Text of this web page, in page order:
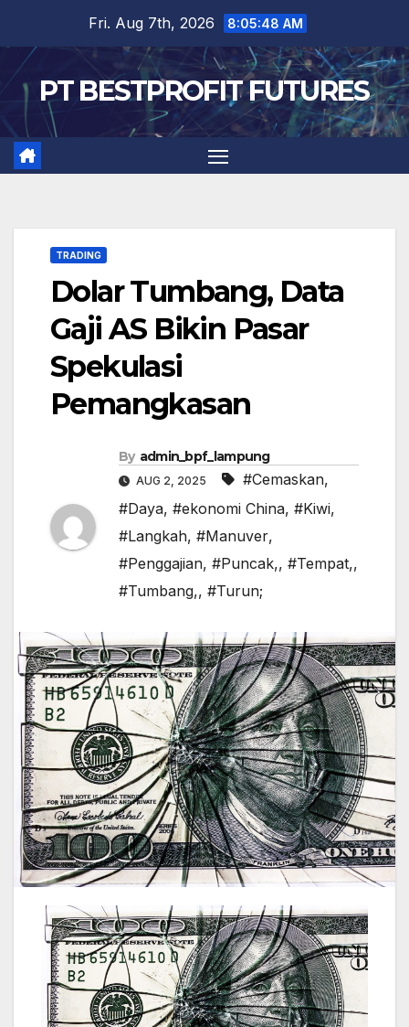
content
Fri. Aug 7th, 2026 8:05:49 AM
PT BESTPROFIT FUTURES
TRADING
Dolar Tumbang, Data
Gaji AS Bikin Pasar
Spekulasi
Pemangkasan
By admin_bpf_lampung
AUG 2, 2025 #Cemaskan,
#Daya, #ekonomi China, #Kiwi,
#Langkah, #Manuver,
#Penggajian, #Puncak,, #Tempat,,
#Tumbang,, #Turun;